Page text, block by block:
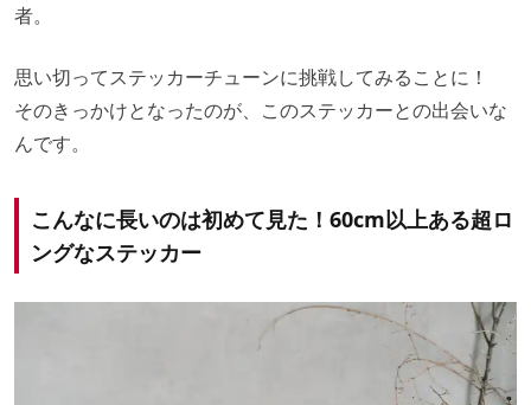
者。
思い切ってステッカーチューンに挑戦してみることに！
そのきっかけとなったのが、このステッカーとの出会いな
んです。
こんなに長いのは初めて見た！60cm以上ある超ロ
ングなステッカー